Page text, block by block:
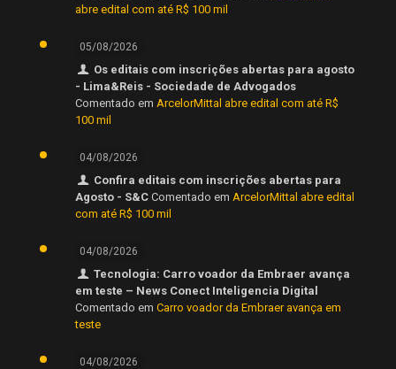
abre edital com até R$ 100 mil
05/08/2026
Os editais com inscrições abertas para agosto
- Lima&Reis - Sociedade de Advogados
Comentado em ArcelorMittal abre edital com até R$
100 mil
04/08/2026
Confira editais com inscrições abertas para
Agosto - S&C Comentado em ArcelorMittal abre edital
com até R$ 100 mil
04/08/2026
Tecnologia: Carro voador da Embraer avança
em teste – News Conect Inteligencia Digital
Comentado em Carro voador da Embraer avança em
teste
04/08/2026